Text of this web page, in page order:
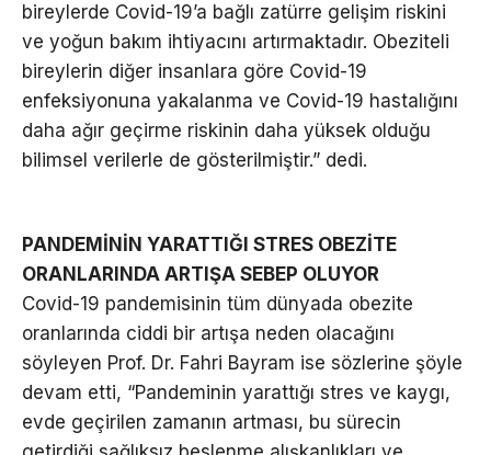
bireylerde Covid-19’a bağlı zatürre gelişim riskini
ve yoğun bakım ihtiyacını artırmaktadır. Obeziteli
bireylerin diğer insanlara göre Covid-19
enfeksiyonuna yakalanma ve Covid-19 hastalığını
daha ağır geçirme riskinin daha yüksek olduğu
bilimsel verilerle de gösterilmiştir.” dedi.
PANDEMİNİN YARATTIĞI STRES OBEZİTE
ORANLARINDA ARTIŞA SEBEP OLUYOR
Covid-19 pandemisinin tüm dünyada obezite
oranlarında ciddi bir artışa neden olacağını
söyleyen Prof. Dr. Fahri Bayram ise sözlerine şöyle
devam etti, “Pandeminin yarattığı stres ve kaygı,
evde geçirilen zamanın artması, bu sürecin